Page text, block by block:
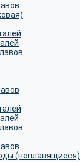
(неплавящиеся)